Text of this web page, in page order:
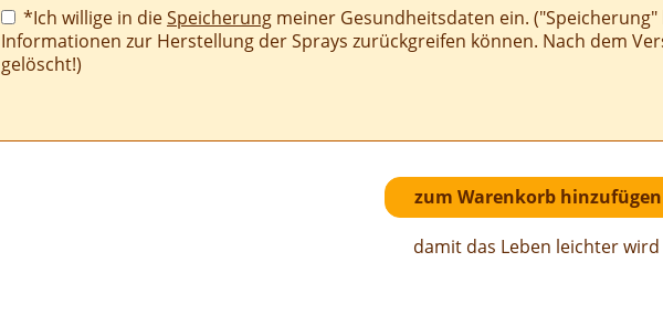
Pflichtfeld
*Ich willige in dieSpeicherung meiner Gesundheitsdaten ein.
Informationen zur Herstellung der Sprays zurückgreifen können. Nach dem
gelöscht!)
damit das Leben leichter wird